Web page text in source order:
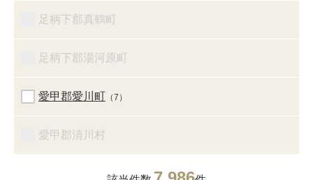
足柄下郡真鶴町
足柄下郡湯河原町
愛甲郡愛川町 （7）
愛甲郡清川村